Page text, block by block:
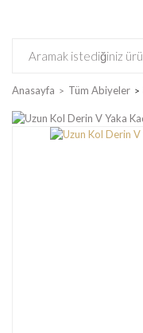
Anasayfa Tüm Abiyeler